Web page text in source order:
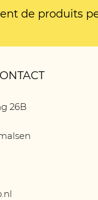
de produits
26B